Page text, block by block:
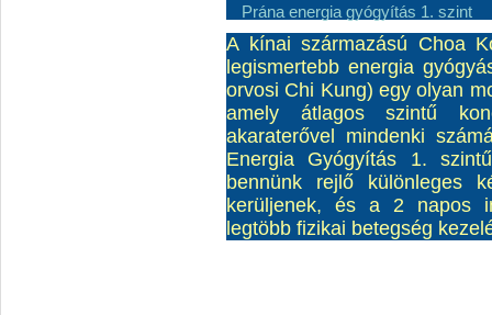
Prána energia gyógyítás 1. szint
A kínai származású Choa
legismertebb energia
orvosi Chi Kung) egy olyan
amely átlagos szintű
akaraterővel mindenki
Energia Gyógyítás 1.
bennünk rejlő különleges
kerüljenek, és a 2 napos
legtöbb fizikai betegség